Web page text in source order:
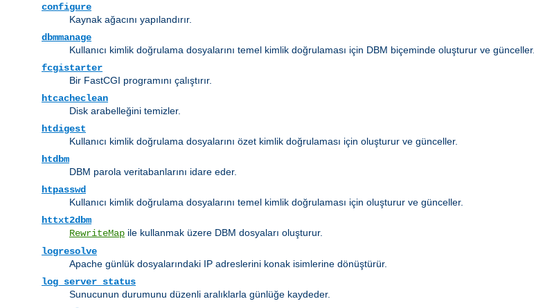
configure
Kaynak ağacını yapılandırır.
dbmmanage
Kullanıcı kimlik doğrulama dosyalarını temel kimlik doğrulaması için DBM biçeminde oluşturur ve günceller.
fcgistarter
Bir FastCGI programını çalıştırır.
htcacheclean
Disk arabelleğini temizler.
htdigest
Kullanıcı kimlik doğrulama dosyalarını özet kimlik doğrulaması için oluşturur ve günceller.
htdbm
DBM parola veritabanlarını idare eder.
htpasswd
Kullanıcı kimlik doğrulama dosyalarını temel kimlik doğrulaması için oluşturur ve günceller.
httxt2dbm
RewriteMap ile kullanmak üzere DBM dosyaları oluşturur.
logresolve
Apache günlük dosyalarındaki IP adreslerini konak isimlerine dönüştürür.
log_server_status
Sunucunun durumunu düzenli aralıklarla günlüğe kaydeder.